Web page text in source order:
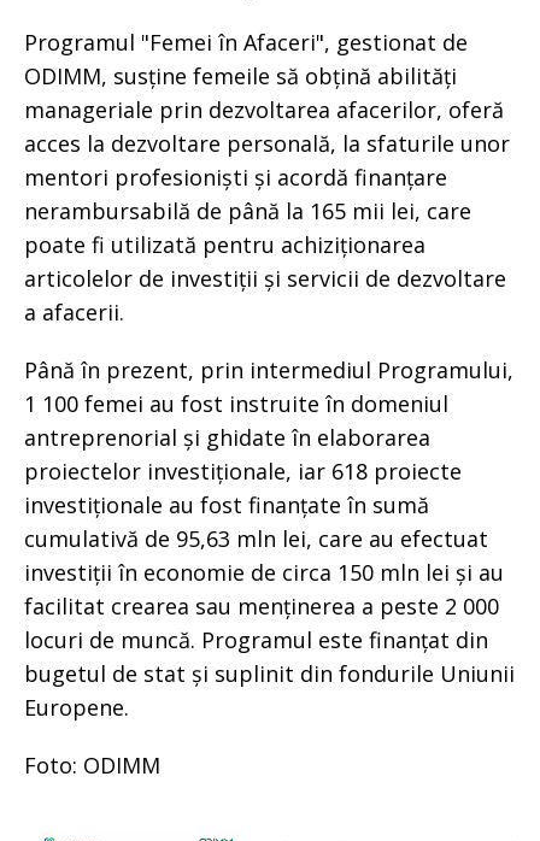
Programul "Femei în Afaceri", gestionat de
ODIMM, susține femeile să obțină abilități
manageriale prin dezvoltarea afacerilor, oferă
acces la dezvoltare personală, la sfaturile unor
mentori profesioniști și acordă finanțare
nerambursabilă de până la 165 mii lei, care
poate fi utilizată pentru achiziționarea
articolelor de investiții și servicii de dezvoltare
a afacerii.
Până în prezent, prin intermediul Programului,
1 100 femei au fost instruite în domeniul
antreprenorial și ghidate în elaborarea
proiectelor investiționale, iar 618 proiecte
investiționale au fost finanțate în sumă
cumulativă de 95,63 mln lei, care au efectuat
investiții în economie de circa 150 mln lei și au
facilitat crearea sau menținerea a peste 2 000
locuri de muncă. Programul este finanțat din
bugetul de stat și suplinit din fondurile Uniunii
Europene.
Foto: ODIMM